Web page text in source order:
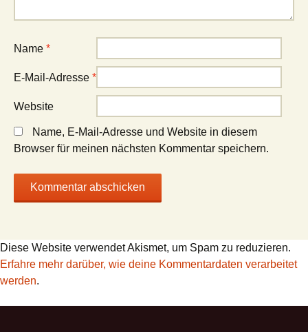
Name *
E-Mail-Adresse *
Website
Name, E-Mail-Adresse und Website in diesem
Browser für meinen nächsten Kommentar speichern.
Diese Website verwendet Akismet, um Spam zu reduzieren.
Erfahre mehr darüber, wie deine Kommentardaten verarbeitet
werden.